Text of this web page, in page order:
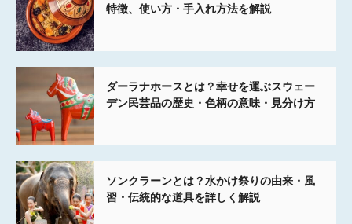
特徴、使い方・手入れ方法を解説
ダーラナホースとは？幸せを運ぶスウェー
デン民芸品の歴史・色柄の意味・見分け方
ソンクラーンとは？水かけ祭りの由来・風
習・伝統的な道具を詳しく解説